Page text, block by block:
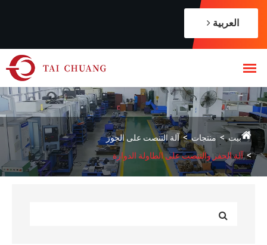
العربية
بيت منتجات
آلة التنصت على الجوز
آلة الحفر والتنصت على الطاولة الدوارة